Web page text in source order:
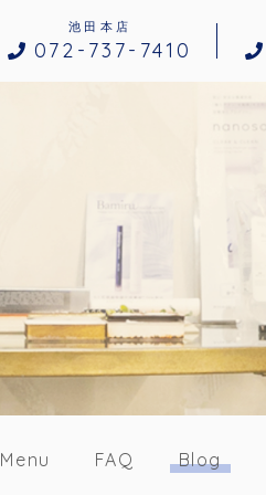
池田本店
072-737-7410
Menu FAQ Blog